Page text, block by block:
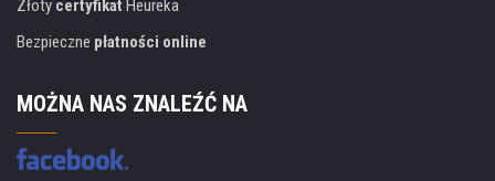
Złoty certyfikat Heureka
Bezpieczne płatności online
MOŻNA NAS ZNALEŹĆ NA